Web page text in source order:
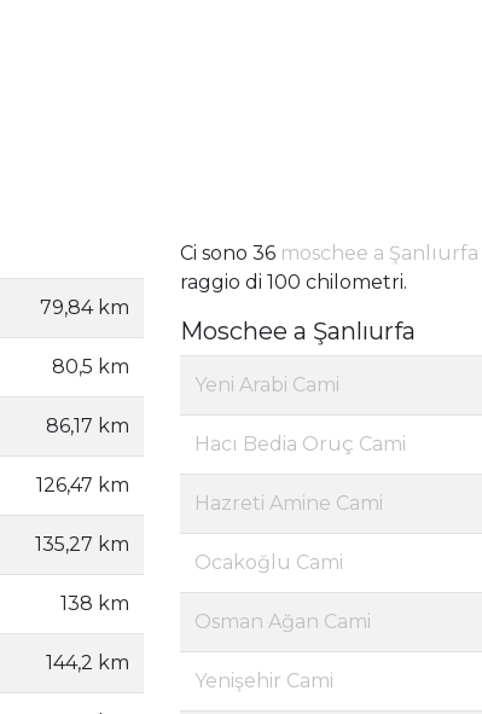
79,84 km
80,5 km
86,17 km
126,47 km
135,27 km
138 km
144,2 km
Ci sono 36 moschee a Şanlıurfa
raggio di 100 chilometri.
Moschee a Şanlıurfa
Yeni Arabi Cami
Hacı Bedia Oruç Cami
Hazreti Amine Cami
Ocakoğlu Cami
Osman Ağan Cami
Yenişehir Cami